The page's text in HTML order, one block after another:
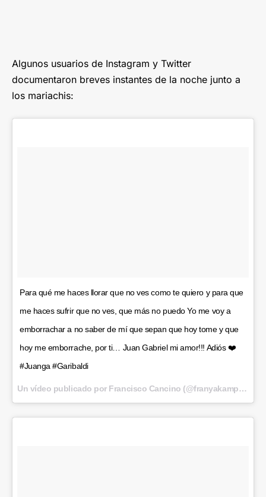
Algunos usuarios de Instagram y Twitter
documentaron breves instantes de la noche junto a
los mariachis:
Para qué me haces llorar que no ves como te quiero y para que
me haces sufrir que no ves, que más no puedo Yo me voy a
emborrachar a no saber de mí que sepan que hoy tome y que
hoy me emborrache, por ti… Juan Gabriel mi amor!!! Adiós ❤️
#Juanga #Garibaldi
Un vídeo publicado por Francisco Cancino (@franyakampot) el